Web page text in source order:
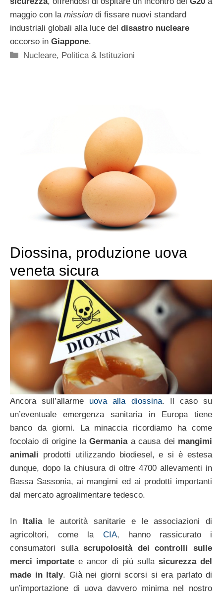
maggio con la mission di fissare nuovi standard
industriali globali alla luce del disastro nucleare
occorso in Giappone.
Categorie
Nucleare, Politica & Istituzioni
Diossina, produzione uova
veneta sicura
Ancora sull’allarme uova alla diossina. Il caso su
un’eventuale emergenza sanitaria in Europa tiene
banco da giorni. La minaccia ricordiamo ha come
focolaio di origine la Germaniaa causa dei mangimi
animali prodotti utilizzando biodiesel, e si è estesa
dunque, dopo la chiusura di oltre 4700 allevamenti in
Bassa Sassonia, ai mangimi ed ai prodotti importanti
dal mercato agroalimentare tedesco.
In Italiale autorità sanitarie e le associazioni di
agricoltori, come la CIA, hanno rassicurato i
consumatori sullascrupolosità dei controlli sulle
merci importate e ancor di più sulla sicurezza del
made in Italy. Già nei giorni scorsi si era parlato di
un’importazione di uova davvero minima nel nostro